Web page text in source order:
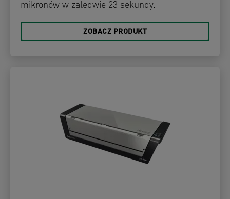
mikronów w zaledwie 23 sekundy.
ZOBACZ PRODUKT